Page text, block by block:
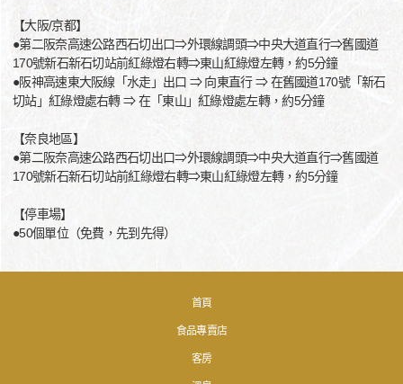
【大阪/京都】
●第二阪奈高速公路西石切出口⇒外環線調頭⇒中央大道直行⇒舊國道
170號新石新石切站前紅綠燈右轉⇒東山紅綠燈左轉，約5分鐘
●阪神高速東大阪線「水走」出口 ⇒ 向東直行 ⇒ 在舊國道170號「新石
切站」紅綠燈處右轉 ⇒ 在「東山」紅綠燈處左轉，約5分鐘
【奈良地區】
●第二阪奈高速公路西石切出口⇒外環線調頭⇒中央大道直行⇒舊國道
170號新石新石切站前紅綠燈右轉⇒東山紅綠燈左轉，約5分鐘
【停車場】
●50個單位（免費，先到先得）
首頁
食品專賣店
客房